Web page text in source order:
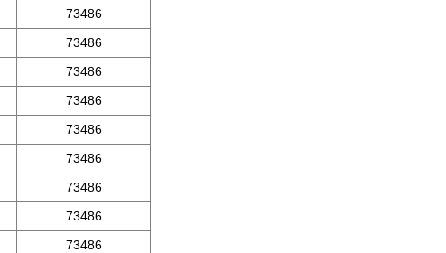
73486
73486
73486
73486
73486
73486
73486
73486
73486